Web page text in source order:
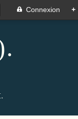
Connexion +